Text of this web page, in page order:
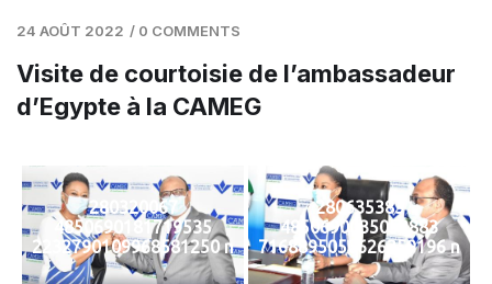
24 AOÛT 2022 / 0 COMMENTS
Visite de courtoisie de l’ambassadeur
d’Egypte à la CAMEG
280320067
4850690181719535
2232790109968581250 n
280635383
4850690035052883
7168895050626259196 n